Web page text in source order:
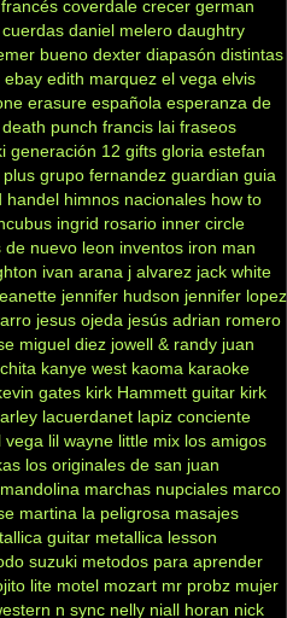
coverdale crecer german
cuerdas daniel melero daughtry
bueno dexter diapasón distintas
ebay edith marquez el vega elvis
erasure española esperanza de
punch francis lai fraseos
generación 12 gifts gloria estefan
grupo fernandez guardian guia
handel himnos nacionales how to
ingrid rosario inner circle
de nuevo leon inventos iron man
ivan arana j alvarez jack white
jennifer hudson jennifer lopez
jesus ojeda jesús adrian romero
miguel diez jowell & randy juan
kanye west kaoma karaoke
gates kirk Hammett guitar kirk
lacuerdanet lapiz conciente
vega lil wayne little mix los amigos
los originales de san juan
mandolina marchas nupciales marco
martina la peligrosa masajes
guitar metallica lesson
suzuki metodos para aprender
lite motel mozart mr probz mujer
n sync nelly niall horan nick